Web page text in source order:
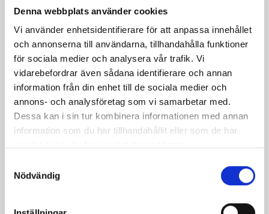
Denna webbplats använder cookies
Vi använder enhetsidentifierare för att anpassa innehållet
och annonserna till användarna, tillhandahålla funktioner
för sociala medier och analysera vår trafik. Vi
vidarebefordrar även sådana identifierare och annan
information från din enhet till de sociala medier och
annons- och analysföretag som vi samarbetar med.
Dessa kan i sin tur kombinera informationen med annan
information som du har tillhandahållit eller som de har
Nödvändig